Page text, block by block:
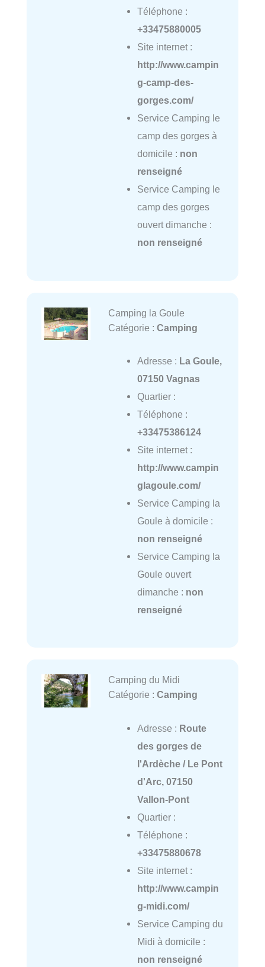
Téléphone :
+33475880005
Site internet :
http://www.campin
g-camp-des-
gorges.com/
Service Camping le
camp des gorges à
domicile : non
renseigné
Service Camping le
camp des gorges
ouvert dimanche :
non renseigné
Camping la Goule
Catégorie : Camping
Adresse : La Goule,
07150 Vagnas
Quartier :
Téléphone :
+33475386124
Site internet :
http://www.campin
glagoule.com/
Service Camping la
Goule à domicile :
non renseigné
Service Camping la
Goule ouvert
dimanche : non
renseigné
Camping du Midi
Catégorie : Camping
Adresse : Route
des gorges de
l'Ardèche / Le Pont
d'Arc, 07150
Vallon-Pont
Quartier :
Téléphone :
+33475880678
Site internet :
http://www.campin
g-midi.com/
Service Camping du
Midi à domicile :
non renseigné